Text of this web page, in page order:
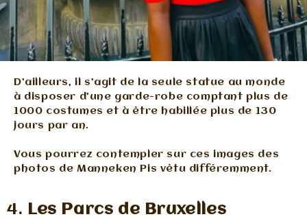
D’ailleurs, il s’agit de la seule statue au monde
à disposer d’une garde-robe comptant plus de
1000 costumes et à être habillée plus de 130
jours par an.
Vous pourrez contempler sur ces images des
photos de Manneken Pis vêtu différemment.
Les Parcs de Bruxelles